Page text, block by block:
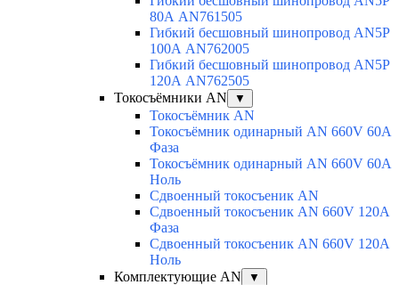
80А AN761505
Гибкий бесшовный шинопровод AN5P
100А AN762005
Гибкий бесшовный шинопровод AN5P
120А AN762505
Токосъёмники AN
▼
Токосъёмник AN
Токосъёмник одинарный AN 660V 60A
Фаза
Токосъёмник одинарный AN 660V 60A
Ноль
Сдвоенный токосъеник AN
Сдвоенный токосъеник AN 660V 120A
Фаза
Сдвоенный токосъеник AN 660V 120A
Ноль
Комплектующие AN
▼